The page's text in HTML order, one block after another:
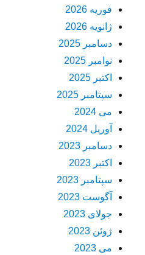
فوریه 2026
ژانویه 2026
دسامبر 2025
نوامبر 2025
اکتبر 2025
سپتامبر 2025
می 2024
آوریل 2024
دسامبر 2023
اکتبر 2023
سپتامبر 2023
آگوست 2023
جولای 2023
ژوئن 2023
می 2023